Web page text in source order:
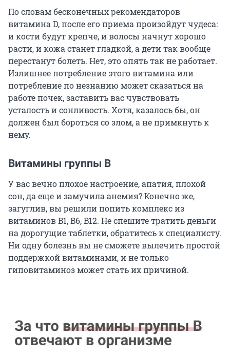
По словам бесконечных рекомендаторов
витамина D, после его приема произойдут чудеса:
и кости будут крепче, и волосы начнут хорошо
расти, и кожа станет гладкой, а дети так вообще
перестанут болеть. Нет, это опять так не работает.
Излишнее потребление этого витамина или
потребление по незнанию может сказаться на
работе почек, заставить вас чувствовать
усталость и сонливость. Хотя, казалось бы, он
должен был бороться со злом, а не примкнуть к
нему.
Витамины группы B
У вас вечно плохое настроение, апатия, плохой
сон, да еще и замучила анемия? Конечно же,
загуглив, вы решили попить комплекс из
витаминов B1, B6, B12. Не спешите тратить деньги
на дорогущие таблетки, обратитесь к специалисту.
Ни одну болезнь вы не сможете вылечить простой
поддержкой витаминами, и не только
гиповитаминоз может стать их причиной.